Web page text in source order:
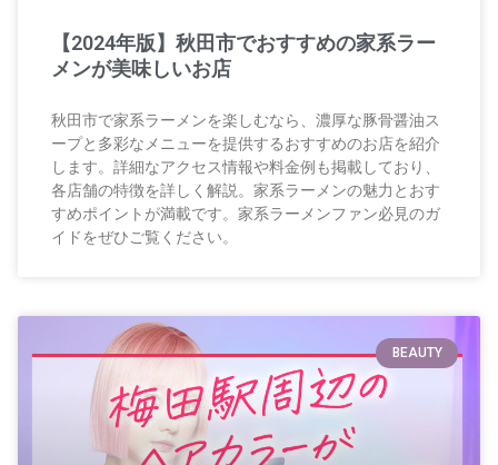
【2024年版】秋田市でおすすめの家系ラー
メンが美味しいお店
秋田市で家系ラーメンを楽しむなら、濃厚な豚骨醤油ス
ープと多彩なメニューを提供するおすすめのお店を紹介
します。詳細なアクセス情報や料金例も掲載しており、
各店舗の特徴を詳しく解説。家系ラーメンの魅力とおす
すめポイントが満載です。家系ラーメンファン必見のガ
イドをぜひご覧ください。
BEAUTY